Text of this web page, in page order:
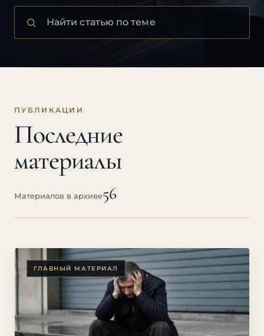
ПУБЛИКАЦИИ
Последние
материалы
Материалов в архиве56
ГЛАВНЫЙ МАТЕРИАЛ